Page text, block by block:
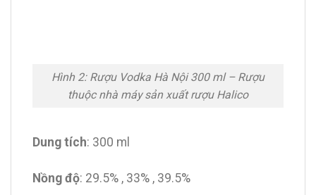
Hình 2: Rượu Vodka Hà Nội 300 ml – Rượu
thuộc nhà máy sản xuất rượu Halico
Dung tích: 300 ml
Nồng độ: 29.5% , 33% , 39.5%